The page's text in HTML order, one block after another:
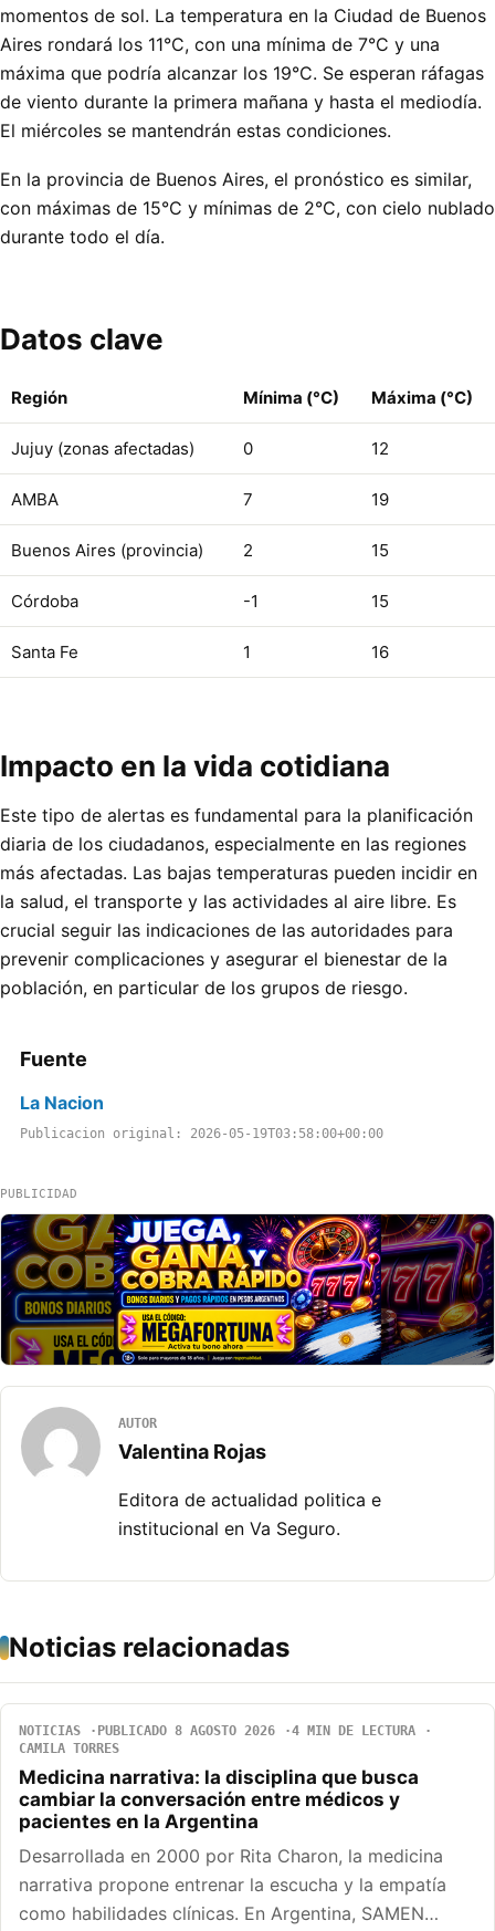
momentos de sol. La temperatura en la Ciudad de Buenos
Aires rondará los 11°C, con una mínima de 7°C y una
máxima que podría alcanzar los 19°C. Se esperan ráfagas
de viento durante la primera mañana y hasta el mediodía.
El miércoles se mantendrán estas condiciones.
En la provincia de Buenos Aires, el pronóstico es similar,
con máximas de 15°C y mínimas de 2°C, con cielo nublado
durante todo el día.
Datos clave
Región Mínima (°C) Máxima (°C)
Jujuy (zonas afectadas) 0 12
AMBA 7 19
Buenos Aires (provincia) 2 15
Córdoba -1 15
Santa Fe 1 16
Impacto en la vida cotidiana
Este tipo de alertas es fundamental para la planificación
diaria de los ciudadanos, especialmente en las regiones
más afectadas. Las bajas temperaturas pueden incidir en
la salud, el transporte y las actividades al aire libre. Es
crucial seguir las indicaciones de las autoridades para
prevenir complicaciones y asegurar el bienestar de la
población, en particular de los grupos de riesgo.
Fuente
La Nacion
Publicacion original: 2026-05-19T03:58:00+00:00
PUBLICIDAD
AUTOR
Valentina Rojas
Editora de actualidad politica e
institucional en Va Seguro.
Noticias relacionadas
NOTICIAS PUBLICADO 8 AGOSTO 2026
4 MIN DE LECTURA
CAMILA TORRES
Medicina narrativa: la disciplina que busca
cambiar la conversación entre médicos y
pacientes en la Argentina
Desarrollada en 2000 por Rita Charon, la medicina
narrativa propone entrenar la escucha y la empatía
como habilidades clínicas. En Argentina, SAMEN…